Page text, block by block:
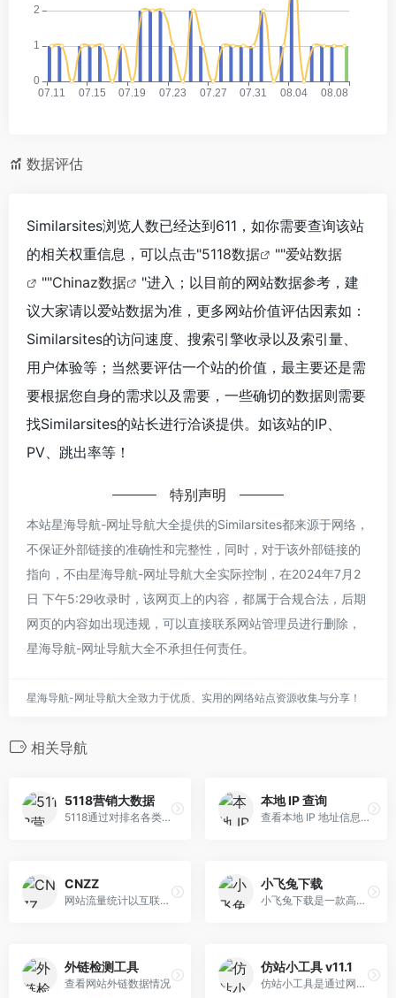
数据评估
Similarsites浏览人数已经达到611，如你需要查询该站
的相关权重信息，可以点击"5118数据 ""爱站数据
""Chinaz数据
"进入；以目前的网站数据参考，建
议大家请以爱站数据为准，更多网站价值评估因素如：
Similarsites的访问速度、搜索引擎收录以及索引量、
用户体验等；当然要评估一个站的价值，最主要还是需
要根据您自身的需求以及需要，一些确切的数据则需要
找Similarsites的站长进行洽谈提供。如该站的IP、
PV、跳出率等！
特别声明
本站星海导航-网址导航大全提供的Similarsites都来源于网络，
不保证外部链接的准确性和完整性，同时，对于该外部链接的
指向，不由星海导航-网址导航大全实际控制，在2024年7月2
日 下午5:29收录时，该网页上的内容，都属于合规合法，后期
网页的内容如出现违规，可以直接联系网站管理员进行删除，
星海导航-网址导航大全不承担任何责任。
星海导航-网址导航大全致力于优质、实用的网络站点资源收集与分享！
相关导航
5118营销大数据
5118通过对排名各类大数据挖掘,提供关键词挖掘,行业词库,站群权重监控,关键词排名监控,指数词,流量词挖掘工具等排名工作人员必备百度站长工具平台
本地 IP 查询
查看本地 IP 地址信息及网络连通性检查
CNZZ
网站流量统计以互联网数据分析
小飞兔下载
小飞兔下载是一款高效的网页...
外链检测工具
查看网站外链数据情况
仿站小工具 v11.1
仿站小工具是通过网址下载静态网页的仿站工具，适用于SEO、前端人员的高效仿站工具。在仿站小工具输入网址一键下载页面相关素材并自动修正代码链接，按分类保存到不同目录中。